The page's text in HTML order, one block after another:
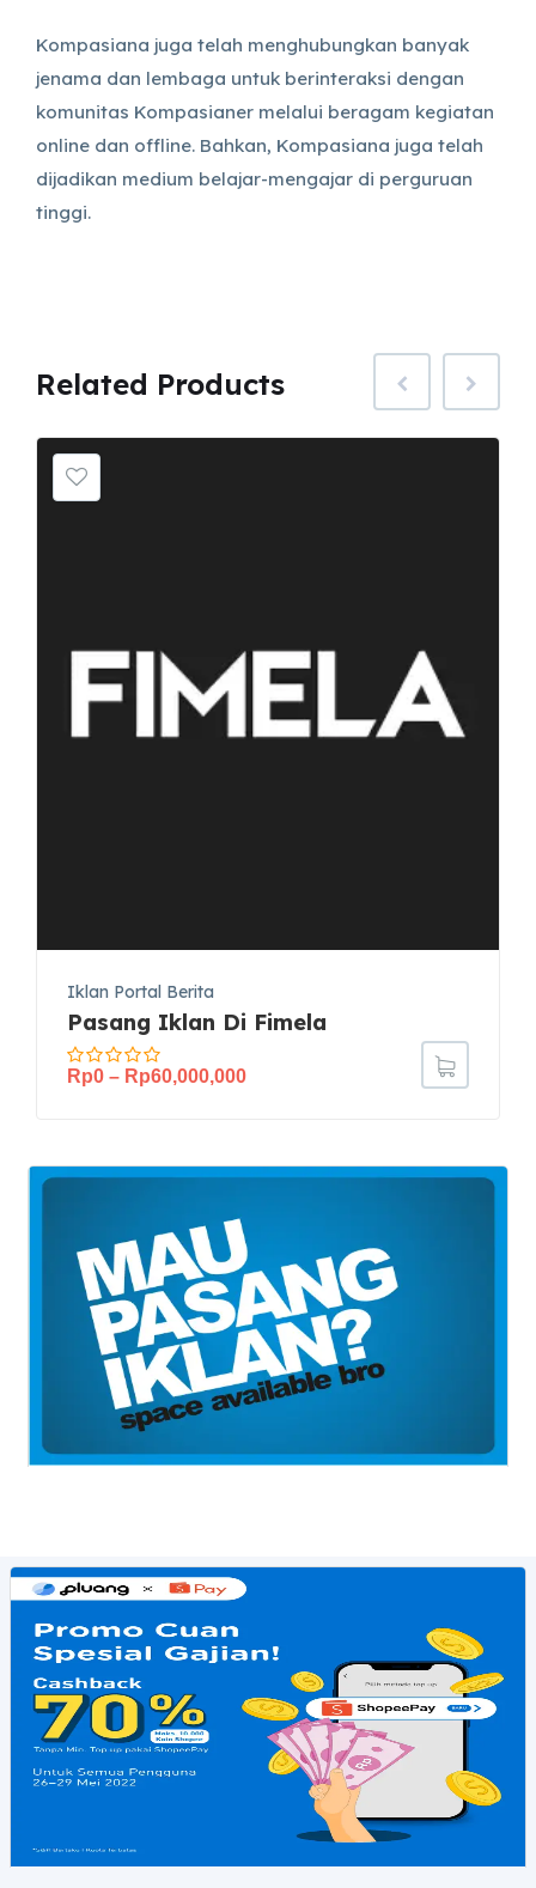
Kompasiana juga telah menghubungkan banyak
jenama dan lembaga untuk berinteraksi dengan
komunitas Kompasianer melalui beragam kegiatan
online dan offline. Bahkan, Kompasiana juga telah
dijadikan medium belajar-mengajar di perguruan
tinggi.
Related Products
Iklan Portal Berita
Pasang Iklan Di Fimela
Rp0 – Rp60,000,000